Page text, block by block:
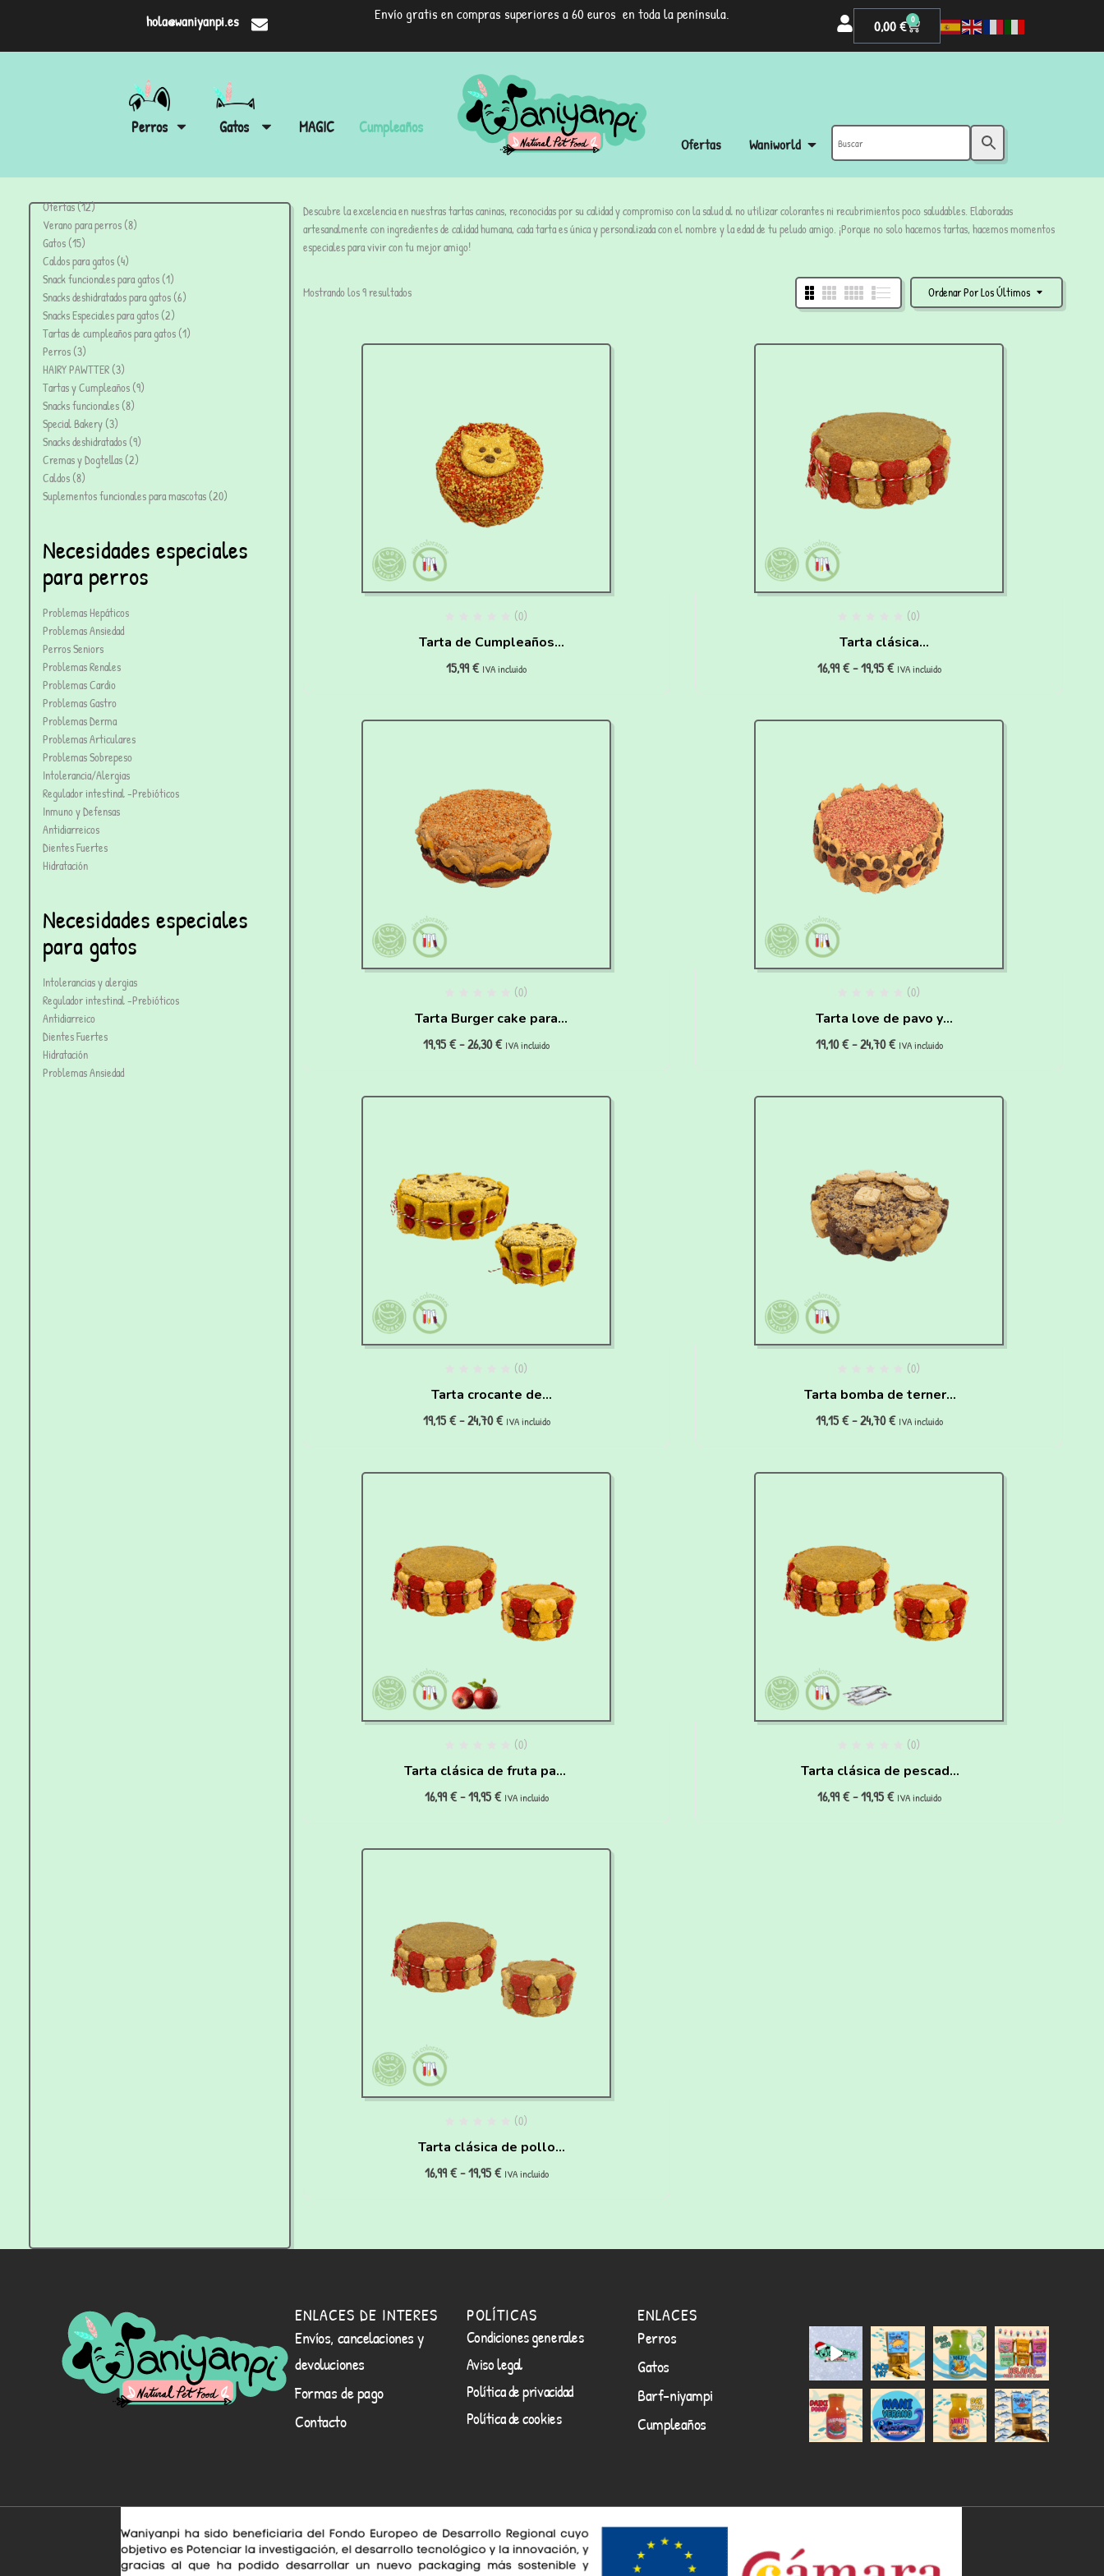
hola@waniyanpi.es Envío gratis en compras superiores a 60 euros en toda la península.
0,00€ 0
Perros Gatos MAGIC Cumpleaños
Ofertas Waniworld
Ofertas 12
Verano para perros 8
Gatos 15
Caldos para gatos 4
Snack funcionales para gatos 1
Snacks deshidratados para gatos 6
Snacks Especiales para gatos 2
Tartas de cumpleaños para gatos 1
Perros 3
HAIRY PAWTTER 3
Tartas y Cumpleaños 9
Snacks funcionales 8
Special Bakery 3
Snacks deshidratados 9
Cremas y Dogtellas 2
Caldos 8
Suplementos funcionales para mascotas 20
Necesidades especiales
para perros
Problemas Hepáticos
Problemas Ansiedad
Perros Seniors
Problemas Renales
Problemas Cardio
Problemas Gastro
Problemas Derma
Problemas Articulares
Problemas Sobrepeso
Intolerancia/Alergias
Regulador intestinal -Prebióticos
Inmuno y Defensas
Antidiarreicos
Dientes Fuertes
Hidratación
Necesidades especiales
para gatos
Intolerancias y alergias
Regulador intestinal -Prebióticos
Antidiarreico
Dientes Fuertes
Hidratación
Problemas Ansiedad
Descubre la excelencia en nuestras tartas caninas, reconocidas por su calidad y compromiso con la salud al no utilizar colorantes ni recubrimientos poco saludables. Elaboradas
artesanalmente con ingredientes de calidad humana, cada tarta es única y personalizada con el nombre y la edad de tu peludo amigo. ¡Porque no solo hacemos tartas, hacemos momentos
especiales para vivir con tu mejor amigo!
Ordenar Por Los Últimos
Mostrando los 9 resultados
(0)
Tarta de Cumpleaños
para Gatos de pollo y
15,99€ IVA incluido
(0)
Tarta clásica
hipoalergénica para
16,99€-19,95€ IVA incluido
(0)
Tarta Burger cake para
perros
19,95€-26,30€ IVA incluido
(0)
Tarta love de pavo y
zanahoria para perros
19,10€-24,70€ IVA incluido
(0)
Tarta crocante de
salchichas para perros
19,15€-24,70€ IVA incluido
(0)
Tarta bomba de ternera
para perros
19,15€-24,70€ IVA incluido
(0)
Tarta clásica de fruta para
perros
16,99€-19,95€ IVA incluido
(0)
Tarta clásica de pescado
para perros
16,99€-19,95€ IVA incluido
(0)
Tarta clásica de pollo
para perros
16,99€-19,95€ IVA incluido
ENLACES DE INTERES
Envíos, cancelaciones y
devoluciones
Formas de pago
Contacto
POLÍTICAS
Condiciones generales
Aviso legal
Política de privacidad
Política de cookies
ENLACES
Perros
Gatos
Barf-niyampi
Cumpleaños